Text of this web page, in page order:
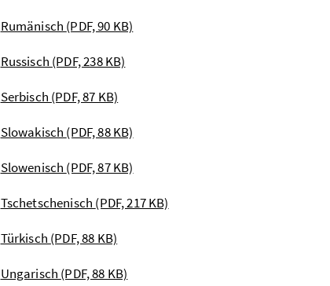
Rumänisch (PDF, 90 KB)
Russisch (PDF, 238 KB)
Serbisch (PDF, 87 KB)
Slowakisch (PDF, 88 KB)
Slowenisch (PDF, 87 KB)
Tschetschenisch (PDF, 217 KB)
Türkisch (PDF, 88 KB)
Ungarisch (PDF, 88 KB)